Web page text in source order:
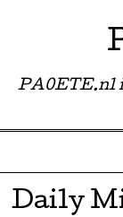
PA0ETE.nl
Skip to content
Daily